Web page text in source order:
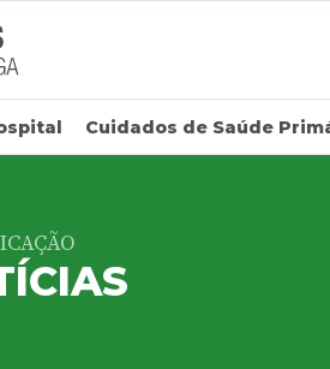
principal
Cuidados de Saúde